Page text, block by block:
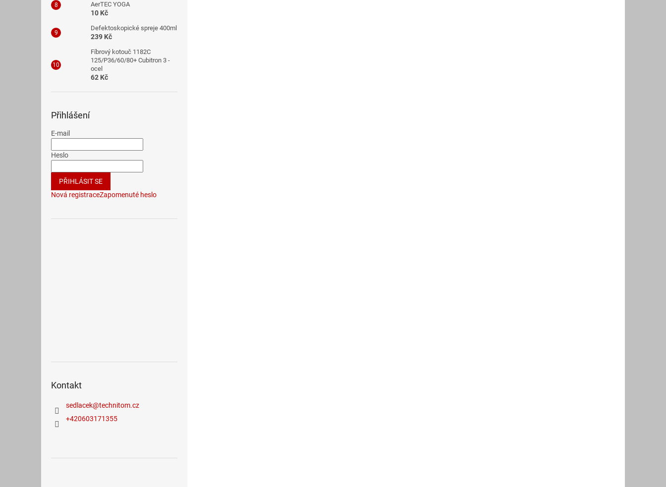
AerTEC YOGA
10 Kč
Defektoskopické spreje 400ml
239 Kč
Fíbrový kotouč 1182C
125/P36/60/80+ Cubitron 3 -
ocel
62 Kč
Přihlášení
E-mail
Heslo
PŘIHLÁSIT SE
Nová registraceZapomenuté heslo
Kontakt
sedlacek@technitom.cz
+420603171355